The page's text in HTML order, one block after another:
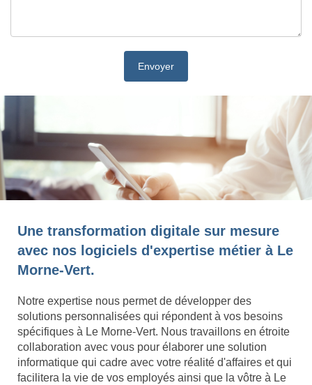
Une transformation digitale sur mesure
avec nos logiciels d'expertise métier à Le
Morne-Vert.
Notre expertise nous permet de développer des
solutions personnalisées qui répondent à vos besoins
spécifiques à Le Morne-Vert. Nous travaillons en étroite
collaboration avec vous pour élaborer une solution
informatique qui cadre avec votre réalité d'affaires et qui
facilitera la vie de vos employés ainsi que la vôtre à Le